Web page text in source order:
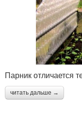
Парник отличается
читать дальше →